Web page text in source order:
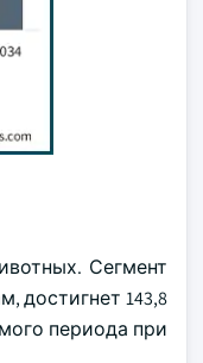
Сегмент
достигнет 143,8
периода при